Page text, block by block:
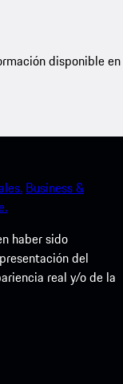
disponible en
Business &
haber sido
del
real y/o de la